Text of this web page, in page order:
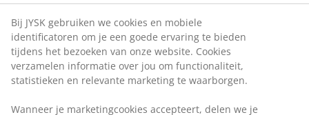
OEKO-TEX® STANDARD 100:Getest op
schadelijke stoffen
FSC® Mix:Hout en bosmaterialen in dit product
zijn afkomstig uit FSC®-gecertificeerde,
gerecycleerde of gecontroleerde bronnen
Bij JYSK gebruiken we cookies en mobiele
identificatoren om je een goede ervaring te bieden
tijdens het bezoeken van onze website. Cookies
verzamelen informatie over jou om functionaliteit,
statistieken en relevante marketing te waarborgen.
Wanneer je marketingcookies accepteert, delen we je